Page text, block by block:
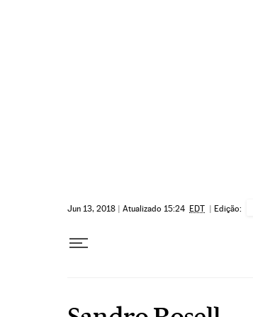
Jun 13, 2018 | Atualizado 15:24 EDT | Edição: